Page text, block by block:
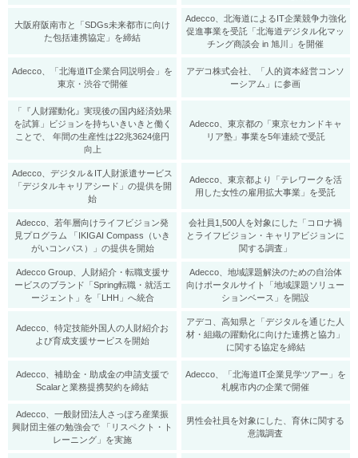
大阪府阪南市と「SDGs未来都市に向け
た包括連携協定」を締結
Adecco、北海道によるIT企業競争力強化
促進事業を受託「北海道デジタル化マッ
チング商談会 in 旭川」を開催
Adecco、「北海道IT企業合同説明会」を
東京・渋谷で開催
アデコ株式会社、「人的資本経営コンソ
ーシアム」に参画
「『人財躍動化』実現後の国内経済効果
を試算」ビジョンを持ちいきいきと働く
ことで、 年間の生産性は22兆3624億円
向上
Adecco、東京都の「東京セカンドキャ
リア塾」事業を5年連続で受託
Adecco、デジタル＆IT人財派遣サービス
「デジタルキャリアシード」の提供を開
始
Adecco、東京都より「テレワークを活
用した女性の雇用拡大事業」を受託
Adecco、若年層向けライフビジョン発
見プログラム 「IKIGAI Compass（いき
がいコンパス）」の提供を開始
会社員1,500人を対象にした「コロナ禍
とライフビジョン・キャリアビジョンに
関する調査」
Adecco Group、人財紹介・転職支援サ
ービスのブランド「Spring転職・就活エ
ージェント」を「LHH」へ統合
Adecco、地域課題解決のための自治体
向けポータルサイト「地域課題ソリュー
ションベース」を開設
Adecco、特定技能外国人の人財紹介お
よび育成支援サービスを開始
アデコ、高知県と「デジタルを通じた人
材・組織の躍動化に向けた連携と協力」
に関する協定を締結
Adecco、補助⾦・助成⾦の申請支援で
Scalarと業務提携契約を締結
Adecco、「北海道IT企業見学ツアー」を
札幌市内の企業で開催
Adecco、一般財団法人さっぽろ産業振
興財団主催の勉強会で 「リスペクト・ト
レーニング」を実施
男性会社員を対象にした、育休に関する
意識調査